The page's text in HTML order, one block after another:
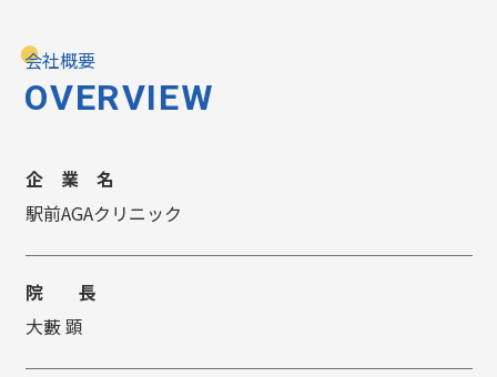
会社概要
OVERVIEW
企 業 名
駅前AGAクリニック
院 長
大藪 顕